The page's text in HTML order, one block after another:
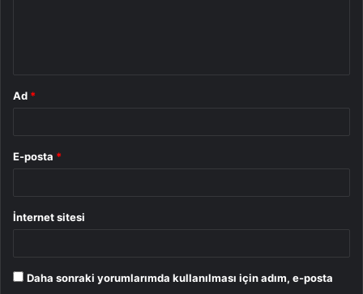
Ad *
E-posta *
İnternet sitesi
Daha sonraki yorumlarımda kullanılması için adım, e-posta